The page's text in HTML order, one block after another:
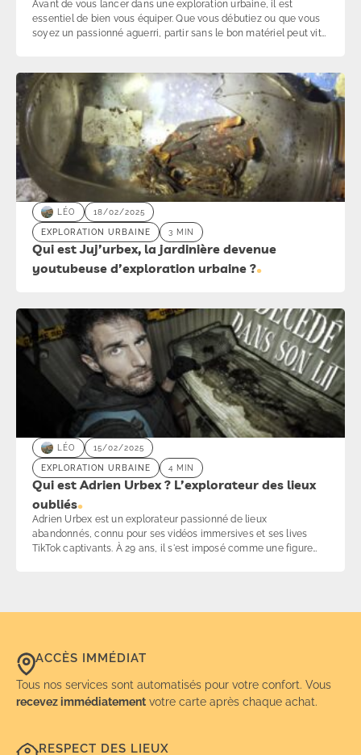
Avant de vous lancer dans une exploration urbaine, il est
essentiel de bien vous équiper. Que vous débutiez ou que vous
soyez un passionné aguerri, partir sans le bon matériel peut vite
des indispensables pour l’urbex, inspirée des explorateurs
comme Le Grand JD ou Mamytwink.
LÉO 18/02/2025
EXPLORATION URBAINE 3 MIN
Qui est Juj’urbex, la jardinière devenue
youtubeuse d’exploration urbaine ?
LÉO 15/02/2025
EXPLORATION URBAINE 4 MIN
Qui est Adrien Urbex ? L’explorateur des lieux
oubliés
Adrien Urbex est un explorateur passionné de lieux
abandonnés, connu pour ses vidéos immersives et ses lives
TikTok captivants. À 29 ans, il s'est imposé comme une figure
ACCÈS IMMÉDIAT
Tous nos services sont automatisés pour votre confort. Vous
recevez immédiatement votre carte après chaque achat.
RESPECT DES LIEUX